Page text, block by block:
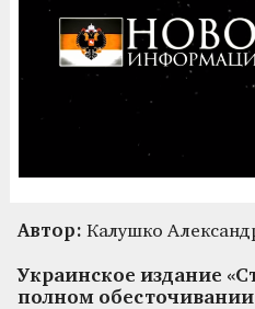
Автор: Калушко
Украинское издание
полном